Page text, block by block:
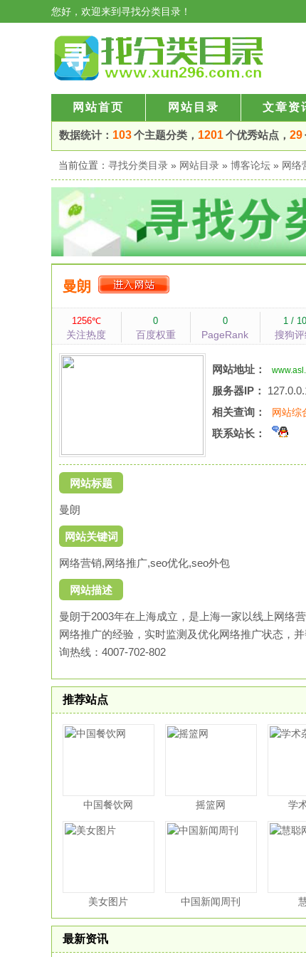
您好，欢迎来到寻找分类目录！
网站首页 网站目录 文章资
数据统计： 103个主题分类， 1201个优秀站点， 29
当前位置： 寻找分类目录 » 网站目录 » 博客论坛 » 网络
曼朗
1256℃
关注热度
0
百度权重
0
PageRank
1 / 10
搜狗评
网站地址：
服务器IP：
相关查询：
网站综
联系站长：
网站标题
曼朗
网站关键词
网络营销,网络推广,seo优化,seo外包
网站描述
曼朗于2003年在上海成立，是上海一家以线上网络
网络推广的经验，实时监测及优化网络推广状态，
询热线：4007-702-802
推荐站点
中国餐饮网 摇篮网 学
美女图片 中国新闻周刊
最新资讯